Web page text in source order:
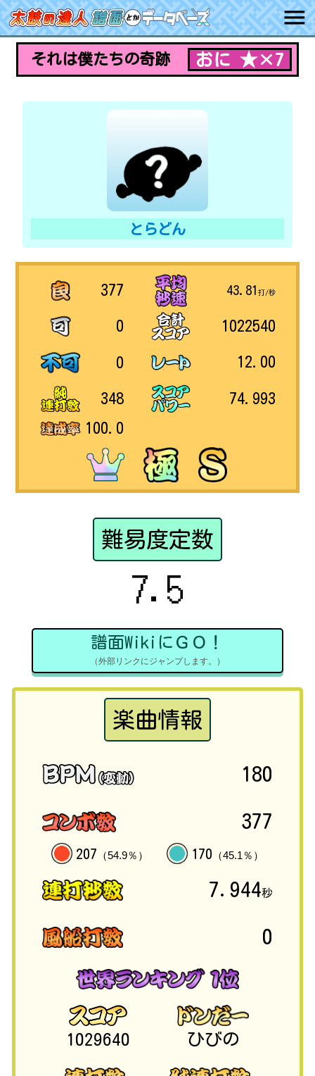
それは僕たちの奇跡 おに ★×7
とらどん
377
0
0
348
100.0
43.81打/秒
1022540
12.00
74.993
難易度定数
7.5
譜面WikiにＧＯ！
（外部リンクにジャンプします。）
楽曲情報
180
377
207 （54.9％） 170 （45.1％）
7.944秒
0
1029640 ひびの